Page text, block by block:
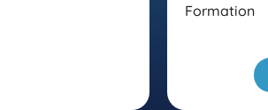
Formation